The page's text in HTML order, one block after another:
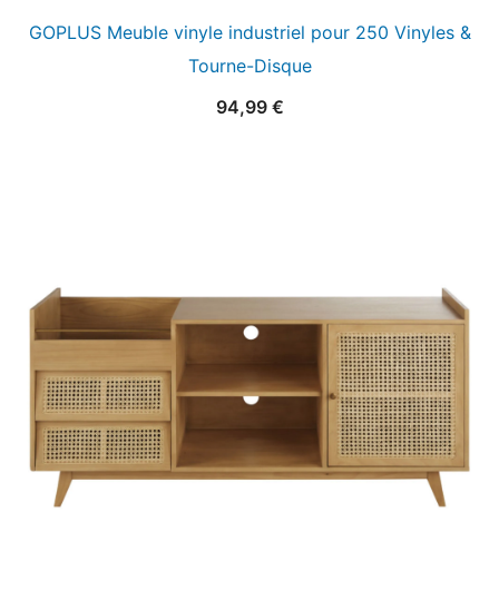
GOPLUS Meuble vinyle industriel pour 250 Vinyles &
Tourne-Disque
94,99 €